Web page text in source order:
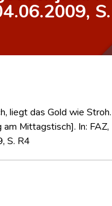
avancée
liegt das Gold wie
am Mittagstisch]. In:
S. R4